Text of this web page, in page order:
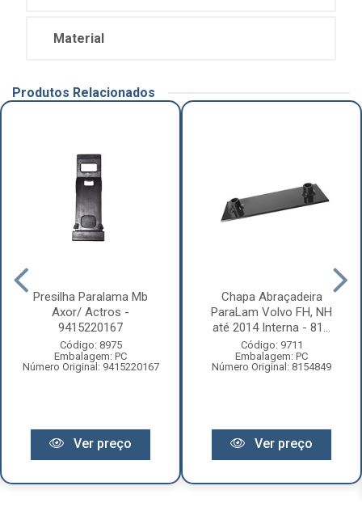
Material
Produtos Relacionados
Presilha Paralama Mb
Axor/ Actros -
9415220167
Código: 8975
Embalagem: PC
Número Original: 9415220167
Ver preço
Chapa Abraçadeira
ParaLam Volvo FH, NH
até 2014 Interna - 81...
Código: 9711
Embalagem: PC
Número Original: 8154849
Ver preço